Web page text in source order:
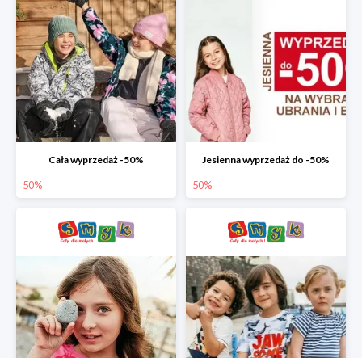
Cała wyprzedaż -50%
50%
Jesienna wyprzedaż do -50%
50%